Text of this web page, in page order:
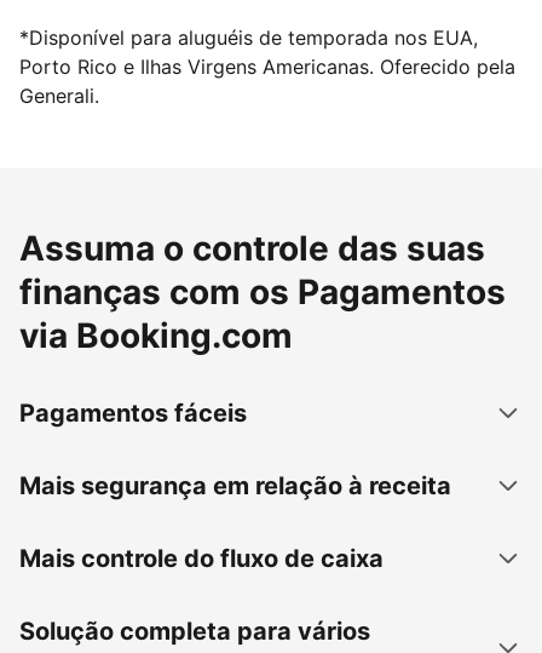
*Disponível para aluguéis de temporada nos EUA,
Porto Rico e Ilhas Virgens Americanas. Oferecido pela
Generali.
Assuma o controle das suas
finanças com os Pagamentos
via Booking.com
Pagamentos fáceis
Mais segurança em relação à receita
Mais controle do fluxo de caixa
Solução completa para vários